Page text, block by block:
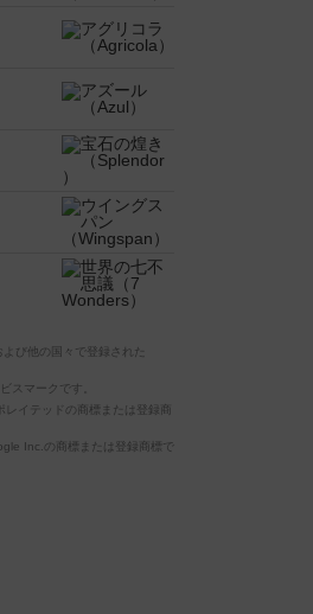
び他の国々で登録された
スマークです。
イテッドの商標または登録商
Inc.の商標または登録商標で